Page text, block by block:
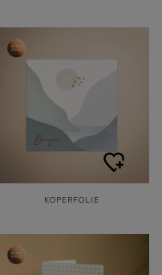
KOPERFOLIE